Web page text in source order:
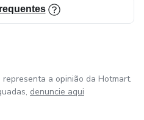
a opinião da Hotmart.
denuncie aqui